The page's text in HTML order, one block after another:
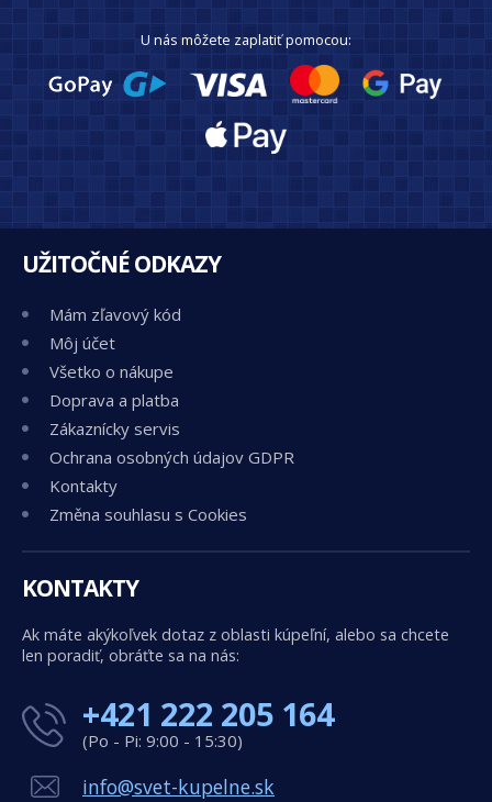
U nás môžete zaplatiť pomocou:
UŽITOČNÉ ODKAZY
Mám zľavový kód
Môj účet
Všetko o nákupe
Doprava a platba
Zákaznícky servis
Ochrana osobných údajov GDPR
Kontakty
Změna souhlasu s Cookies
KONTAKTY
Ak máte akýkoľvek dotaz z oblasti kúpeľní, alebo sa chcete
len poradiť, obráťte sa na nás:
+421 222 205 164
(Po - Pi: 9:00 - 15:30)
info@svet-kupelne.sk